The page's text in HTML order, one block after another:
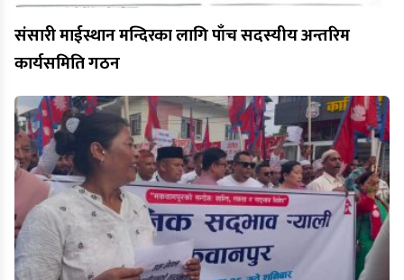
संसारी माईस्थान मन्दिरका लागि पाँच सदस्यीय अन्तरिम
कार्यसमिति गठन